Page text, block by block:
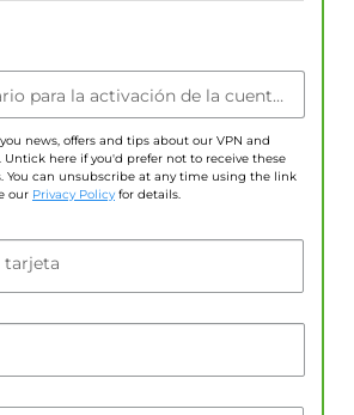
Email (necesario para la activación de la cuenta)
news, offers and tips about our VPN and
here if you'd prefer not to receive these
You can unsubscribe at any time using the link
our Privacy Policy for details.
tarjeta